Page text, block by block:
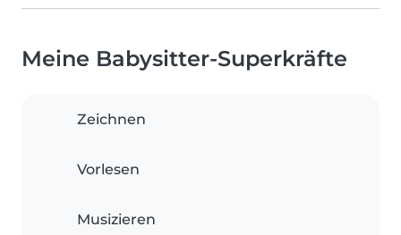
Meine Babysitter-Superkräfte
Zeichnen
Vorlesen
Musizieren